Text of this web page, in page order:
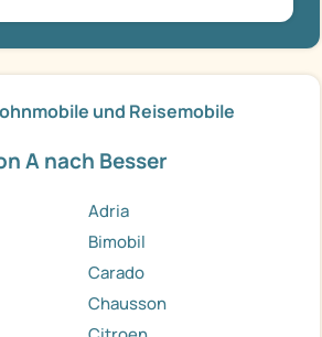
und Reisemobile
A nach Besser
Adria
Bimobil
Carado
Chausson